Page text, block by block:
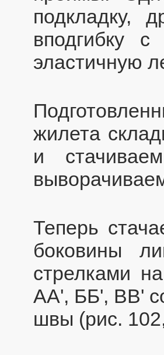
подкладку,
вподгибку
эластичную
жилета
и
Теперь
боковины
стрелками
АА', ББ', ВВ'
швы (рис.